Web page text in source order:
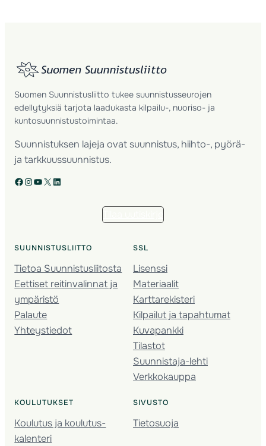
Suomen Suunnistusliitto tukee suunnistusseurojen
edellytyksiä tarjota laadukasta kilpailu-, nuoriso- ja
kuntosuunnistustoimintaa.
Suunnistuksen lajeja ovat suunnistus, hiihto-, pyörä-
ja tarkkuussuunnistus.
Facebook Instagram YouTube X LinkedIn
SUUNNISTUSLIITTO
Tietoa Suunnistusliitosta
Eettiset reitinvalinnat ja
ympäristö
Palaute
Yhteystiedot
SSL
Lisenssi
Materiaalit
Karttarekisteri
Kilpailut ja tapahtumat
Kuvapankki
Tilastot
Suunnistaja-lehti
Verkkokauppa
KOULUTUKSET
Koulutus ja koulutus­
kalenteri
SIVUSTO
Tietosuoja